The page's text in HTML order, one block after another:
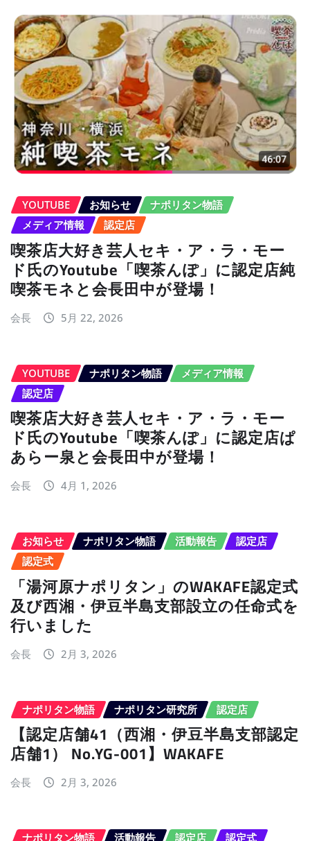
YOUTUBE お知らせ
ナポリタン物語
メディア情報
認定店
喫茶店大好き芸人セキ・ア・ラ・モー
ド氏のYoutube「喫茶んぽ」に認定店純
喫茶モネと会長田中が登場！
会長 5月 22, 2026
YOUTUBE ナポリタン物語
メディア情報
認定店
喫茶店大好き芸人セキ・ア・ラ・モー
ド氏のYoutube「喫茶んぽ」に認定店ぱ
あらー泉と会長田中が登場！
会長 4月 1, 2026
お知らせ ナポリタン物語 活動報告
認定店
認定式
「湯河原ナポリタン」のWAKAFE認定式
及び西湘・伊豆半島支部設立の任命式を
行いました
会長 2月 3, 2026
ナポリタン物語 ナポリタン研究所 認定店
【認定店舗41（西湘・伊豆半島支部認定
店舗1） No.YG-001】WAKAFE
会長 2月 3, 2026
ナポリタン物語 活動報告 認定店 認定式